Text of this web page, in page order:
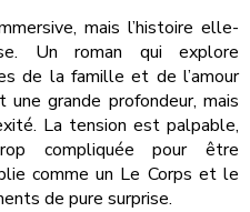
mais l’histoire elle-
Un roman qui explore
de la famille et de l’amour
grande profondeur, mais
La tension est palpable,
compliquée pour être
comme un Le Corps et le
de pure surprise.